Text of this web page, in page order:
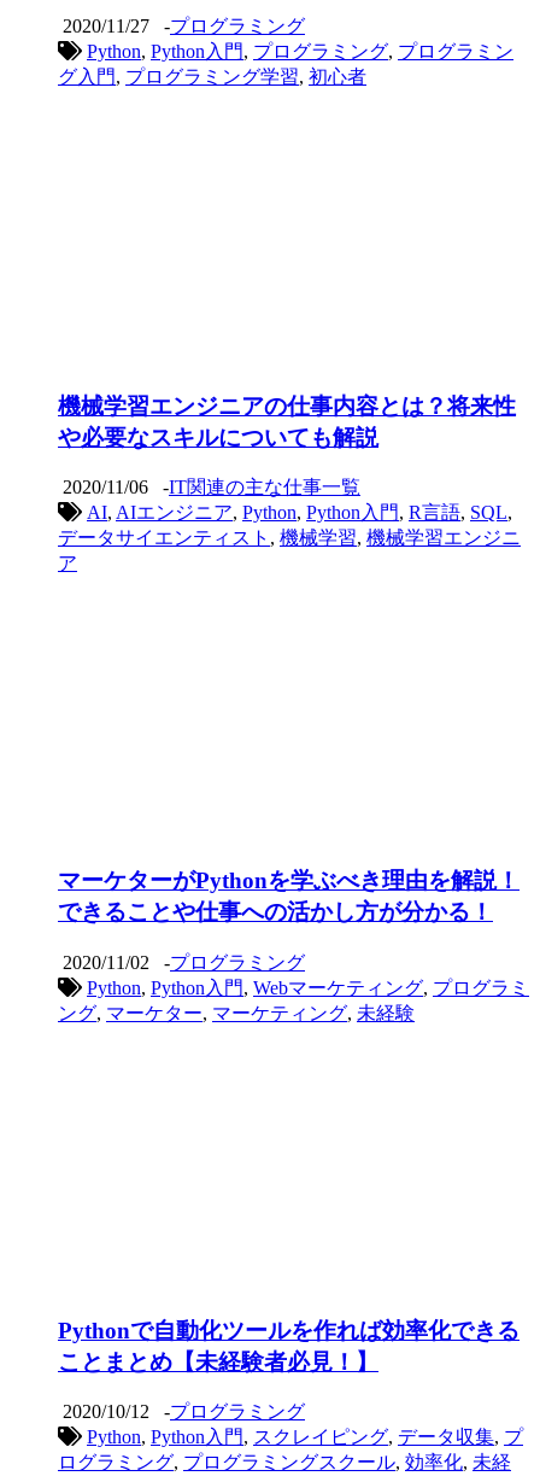
2020/11/27 -プログラミング
Python, Python入門, プログラミング, プログラミン
グ入門, プログラミング学習, 初心者
機械学習エンジニアの仕事内容とは？将来性
や必要なスキルについても解説
2020/11/06 -IT関連の主な仕事一覧
AI, AIエンジニア, Python, Python入門, R言語, SQL,
データサイエンティスト , 機械学習, 機械学習エンジニ
ア
マーケターがPythonを学ぶべき理由を解説！
できることや仕事への活かし方が分かる！
2020/11/02 -プログラミング
Python, Python入門, Webマーケティング, プログラミ
ング, マーケター, マーケティング, 未経験
Pythonで自動化ツールを作れば効率化できる
ことまとめ【未経験者必見！】
2020/10/12 -プログラミング
Python, Python入門, スクレイピング, データ収集, プ
ログラミング, プログラミングスクール, 効率化, 未経